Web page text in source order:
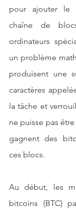
pour ajouter le
chaîne de
ordinateurs
un problème
produisent une
caractères
la tâche et
ne puisse pas
gagnent des
ces blocs.
Au début, les
bitcoins (BTC)